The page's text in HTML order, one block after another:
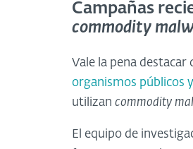
Campañas
commodity
Vale la pena destacar
organismos públicos
utilizan commodity
El equipo de